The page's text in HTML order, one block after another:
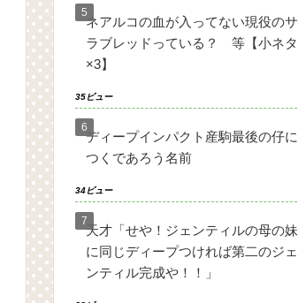
ネアルコの血が入ってない現役のサ
ラブレッドっている？ 等【小ネタ
×3】
35ビュー
ディープインパクト産駒最後の仔に
つくであろう名前
34ビュー
天才「せや！ジェンティルの母の妹
に同じディープつければ第二のジェ
ンティル完成や！！」